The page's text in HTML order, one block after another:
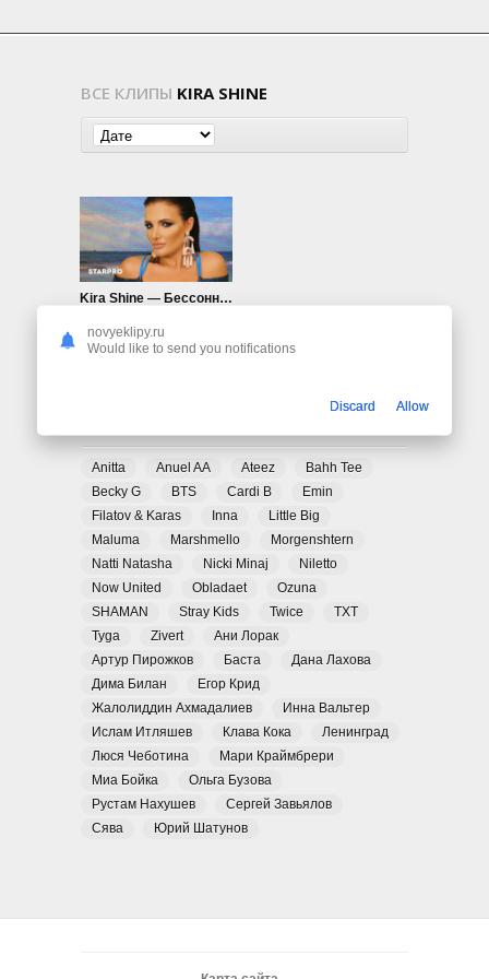
ВСЕ КЛИПЫ KIRA SHINE
Kira Shine — Бессонница
Anitta Anuel AA Ateez
Bahh Tee
Becky G
BTS Cardi B
Emin
Filatov & Karas
Inna
Little Big
Maluma
Marshmello
Morgenshtern
Natti Natasha
Nicki Minaj
Niletto
Now United
Obladaet
Ozuna
SHAMAN
Stray Kids Twice
TXT
Tyga
Zivert
Ани Лорак
Артур Пирожков
Баста
Дана Лахова
Дима Билан
Егор Крид
Жалолиддин Ахмадалиев
Инна Вальтер
Ислам Итляшев
Клава Кока
Ленинград
Люся Чеботина
Мари Краймбрери
Миа Бойка
Ольга Бузова
Рустам Нахушев
Сергей Завьялов
Сява
Юрий Шатунов
novyeklipy.ru
Would like to send you notifications
Discard Allow